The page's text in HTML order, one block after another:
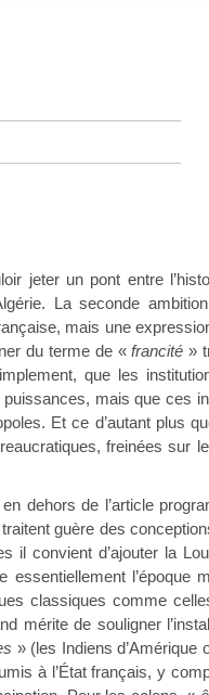
jeter un pont entre
La seconde
mais une
du terme de «francité »
que les
mais que ces
Et ce d’autant plus
freinées sur
dehors de l’article
guère des
il convient d’ajouter la
l’époque
classiques comme
mérite de souligner
» (les Indiens d’Amérique
à l’État français, y